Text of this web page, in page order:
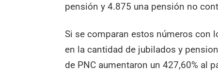
pensión y 4.875 una pensión no
Si se comparan estos números con
en la cantidad de jubilados y
de PNC aumentaron un 427,60% al